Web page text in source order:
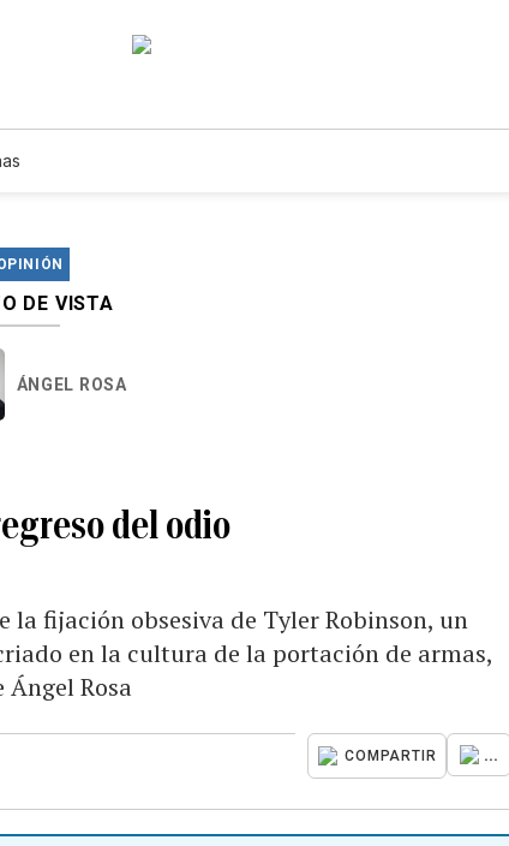
DE VISTA
ÁNGEL ROSA
del odio
fijación obsesiva de Tyler Robinson, un
en la cultura de la portación de armas,
Ángel Rosa
COMPARTIR ...